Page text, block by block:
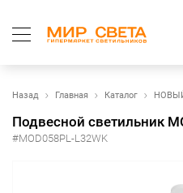
Назад Главная Каталог
Подвесной светильник
#MOD058PL-L32WK